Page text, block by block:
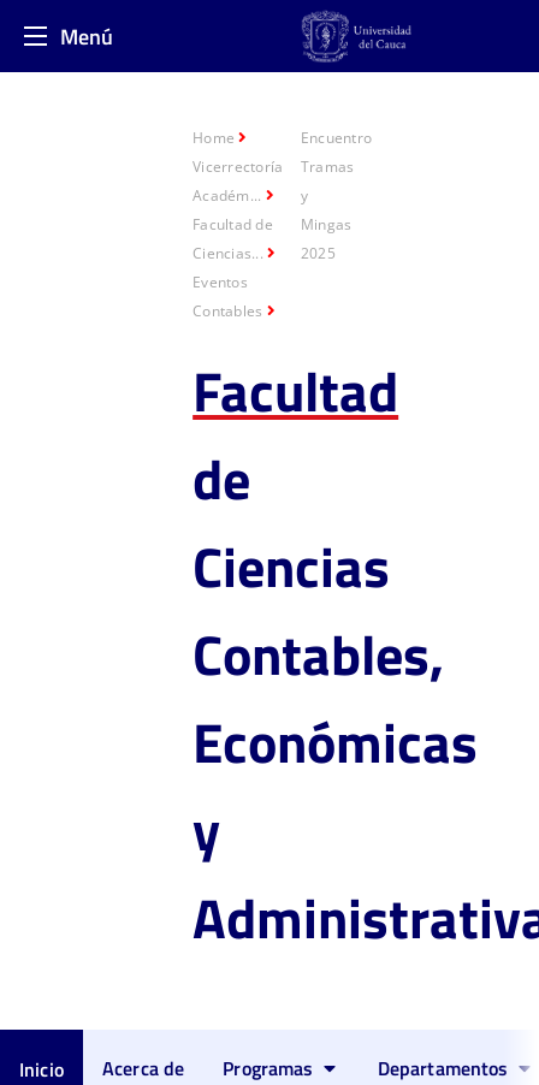
Menú
Home
Vicerrectoría
Académ...
Facultad de
Ciencias...
Eventos
Contables
Encuentro
Tramas
y
Mingas
2025
Facultad
de
Ciencias
Contables,
Económicas
y
Inicio Acerca de Programas Departamentos